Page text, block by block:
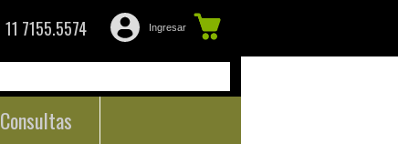
11 7155.5574 Ingresar
Consultas